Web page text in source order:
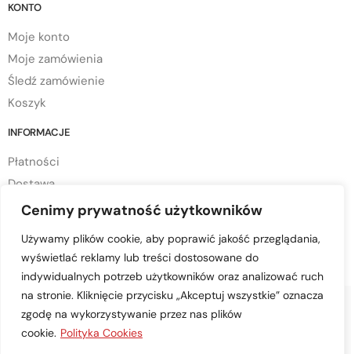
Cenimy prywatność użytkowników
Używamy plików cookie, aby poprawić jakość przeglądania,
wyświetlać reklamy lub treści dostosowane do
indywidualnych potrzeb użytkowników oraz analizować ruch
na stronie. Kliknięcie przycisku „Akceptuj wszystkie” oznacza
zgodę na wykorzystywanie przez nas plików
cookie. Polityka Cookies
KONTO
Moje konto
Moje zamówienia
Śledź zamówienie
Koszyk
INFORMACJE
Płatności
Dostawa
Regulamin sklepu
Polityka cookies